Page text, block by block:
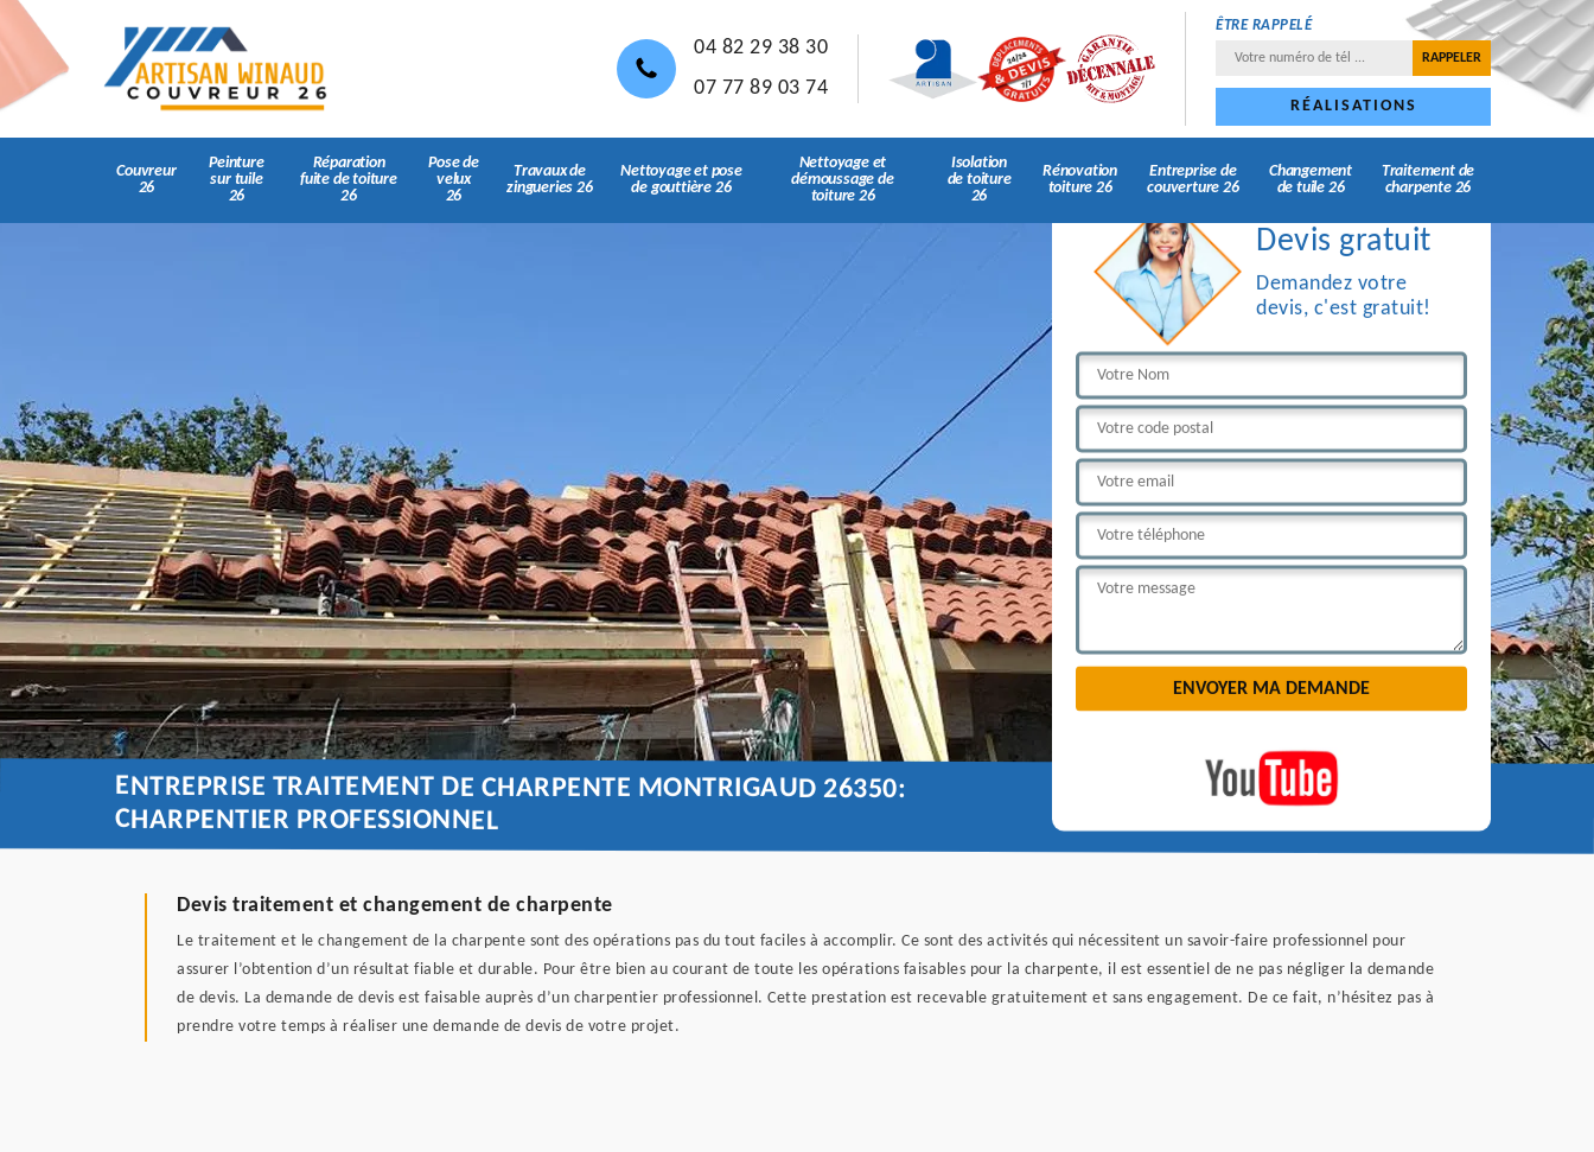
04 82 29 38 30
07 77 89 03 74
ÊTRE RAPPELÉ
RÉALISATIONS
Couvreur
26
Peinture
sur tuile
26
Réparation
fuite de toiture
26
Pose de
velux
26
Travaux de
zingueries 26
Nettoyage et pose
de gouttière 26
Nettoyage et
démoussage de
toiture 26
Isolation
de toiture
26
Rénovation
toiture 26
Entreprise de
couverture 26
Changement
de tuile 26
Traitement de
charpente 26
Devis gratuit
Demandez votre
devis, c'est gratuit!
ENTREPRISE TRAITEMENT DE CHARPENTE MONTRIGAUD 26350:
CHARPENTIER PROFESSIONNEL
Devis traitement et changement de charpente
Le traitement et le changement de la charpente sont des opérations pas du tout faciles à accomplir. Ce sont des activités qui nécessitent un savoir-faire professionnel pour
assurer l’obtention d’un résultat fiable et durable. Pour être bien au courant de toute les opérations faisables pour la charpente, il est essentiel de ne pas négliger la demande
de devis. La demande de devis est faisable auprès d’un charpentier professionnel. Cette prestation est recevable gratuitement et sans engagement. De ce fait, n’hésitez pas à
prendre votre temps à réaliser une demande de devis de votre projet.